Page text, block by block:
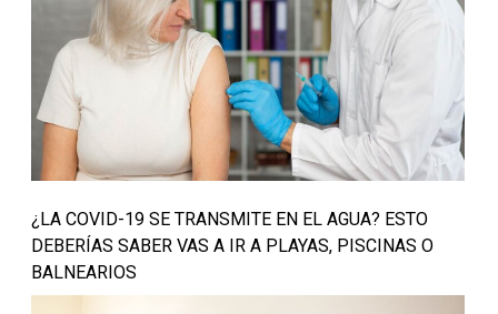
¿LA COVID-19 SE TRANSMITE EN EL AGUA? ESTO
DEBERÍAS SABER VAS A IR A PLAYAS, PISCINAS O
BALNEARIOS